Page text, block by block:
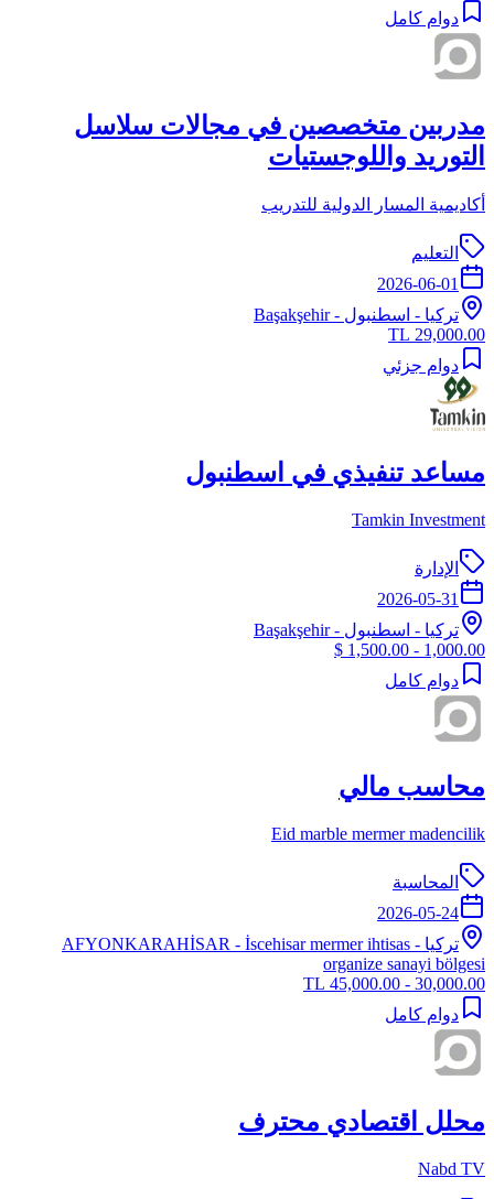
دوام كامل
مدربين متخصصين في مجالات سلاسل
التوريد واللوجستيات
أكاديمية المسار الدولية للتدريب
التعليم
2026-06-01
تركيا - اسطنبول - Başakşehir
29,000.00 TL
دوام جزئي
مساعد تنفيذي في اسطنبول
Tamkin Investment
الإدارة
2026-05-31
تركيا - اسطنبول - Başakşehir
1,000.00 - 1,500.00 $
دوام كامل
محاسب مالي
Eid marble mermer madencilik
المحاسبة
2026-05-24
تركيا -
AFYONKARAHİSAR - İscehisar mermer ihtisas
organize sanayi bölgesi
30,000.00 - 45,000.00 TL
دوام كامل
محلل اقتصادي محترف
Nabd TV